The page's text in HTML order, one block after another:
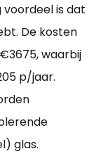
is dat
De kosten
waarbij
p/jaar.
glas.